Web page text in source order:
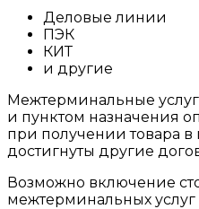
Деловые линии
ПЭК
КИТ
и другие
Межтерминальные
и пунктом назначения
при получении товара в
достигнуты другие
Возможно включение
межтерминальных услуг